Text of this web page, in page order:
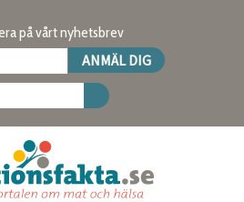
på vårt nyhetsbrev